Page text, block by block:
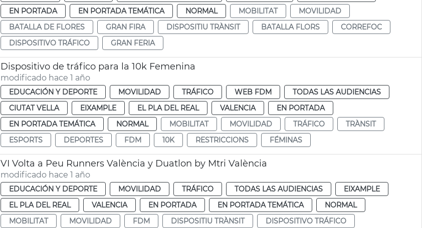
EN PORTADA
EN PORTADA TEMÁTICA NORMAL MOBILITAT
MOVILIDAD
BATALLA DE FLORES
GRAN FIRA DISPOSITIU TRÀNSIT BATALLA FLORS
CORREFOC
DISPOSITIVO TRÁFICO
GRAN FERIA
Dispositivo de tráfico para la 10k Femenina
modificado hace 1 año
EDUCACIÓN Y DEPORTE MOVILIDAD TRÁFICO WEB FDM
TODAS LAS AUDIENCIAS
CIUTAT VELLA
EIXAMPLE EL PLA DEL REAL VALENCIA
EN PORTADA
EN PORTADA TEMÁTICA
NORMAL MOBILITAT MOVILIDAD TRÁFICO
TRÀNSIT
ESPORTS
DEPORTES FDM 10K RESTRICCIONS FÉMINAS
VI Volta a Peu Runners València y Duatlon by Mtri València
modificado hace 1 año
EDUCACIÓN Y DEPORTE MOVILIDAD TRÁFICO TODAS LAS AUDIENCIAS
EIXAMPLE
EL PLA DEL REAL
VALENCIA EN PORTADA EN PORTADA TEMÁTICA
NORMAL
MOBILITAT
MOVILIDAD FDM DISPOSITIU TRÀNSIT
DISPOSITIVO TRÁFICO